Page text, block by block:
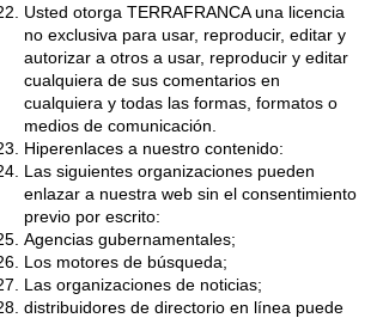
Usted otorga TERRAFRANCA una licencia
no exclusiva para usar, reproducir, editar y
autorizar a otros a usar, reproducir y editar
cualquiera de sus comentarios en
cualquiera y todas las formas, formatos o
medios de comunicación.
Hiperenlaces a nuestro contenido:
Las siguientes organizaciones pueden
enlazar a nuestra web sin el consentimiento
previo por escrito:
Agencias gubernamentales;
Los motores de búsqueda;
Las organizaciones de noticias;
distribuidores de directorio en línea puede